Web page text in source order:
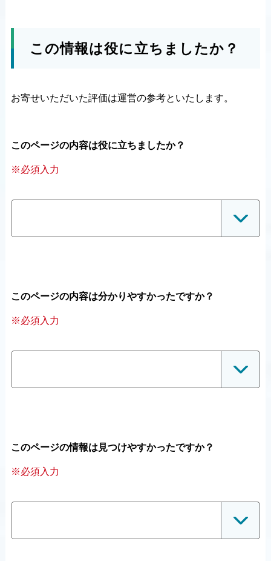
この情報は役に立ちましたか？
お寄せいただいた評価は運営の参考といたします。
このページの内容は役に立ちましたか？
※必須入力
このページの内容は分かりやすかったですか？
※必須入力
このページの情報は見つけやすかったですか？
※必須入力